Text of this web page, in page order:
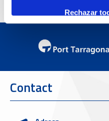
Rechazar
Contact